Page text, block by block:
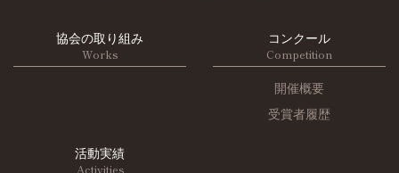
協会の取り組み
Works
コンクール
Competition
開催概要
受賞者履歴
活動実績
Activities